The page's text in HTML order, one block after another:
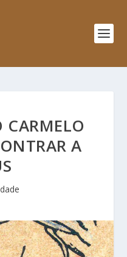
CARMELO
A